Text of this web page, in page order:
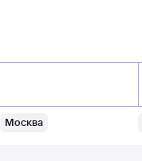
Москва